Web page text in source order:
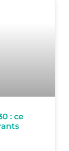
: ce